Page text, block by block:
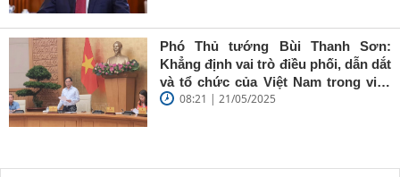
Phó Thủ tướng Bùi Thanh Sơn:
Khẳng định vai trò điều phối, dẫn dắt
và tổ chức của Việt Nam trong việc
đề cao chủ nghĩa đa phương, đoàn
08:21 | 21/05/2025